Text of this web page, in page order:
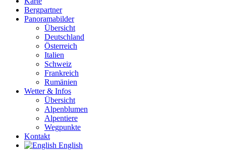
Bergpartner
Panoramabilder
Übersicht
Deutschland
Österreich
Italien
Schweiz
Frankreich
Rumänien
Wetter & Infos
Übersicht
Alpenblumen
Alpentiere
Wegpunkte
Kontakt
English